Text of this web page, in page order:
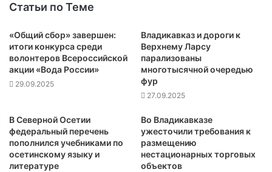
Статьи по Теме
«Общий сбор» завершен:
итоги конкурса среди
волонтеров Всероссийской
акции «Вода России»
29.09.2025
Владикавказ и дороги к
Верхнему Ларсу
парализованы
многотысячной очередью
фур
27.09.2025
В Северной Осетии
федеральный перечень
пополнился учебниками по
осетинскому языку и
литературе
Во Владикавказе
ужесточили требования к
размещению
нестационарных торговых
объектов